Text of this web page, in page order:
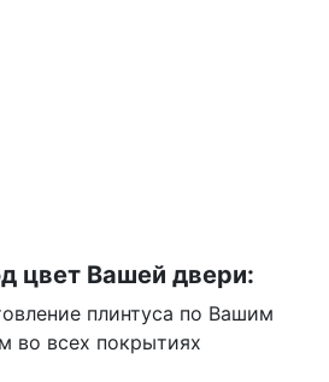
цвет Вашей двери:
плинтуса по Вашим
во всех покрытиях